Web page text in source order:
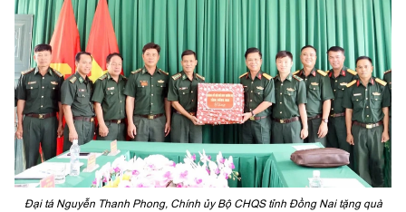
Đại tá Nguyễn Thanh Phong, Chính ủy Bộ CHQS tỉnh Đồng Nai tặng quà